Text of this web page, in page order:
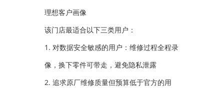
理想客户画像
该门店最适合以下三类用户：
1. 对数据安全敏感的用户：维修过程全程录
像，换下零件可带走，避免隐私泄露
2. 追求原厂维修质量但预算低于官方的用